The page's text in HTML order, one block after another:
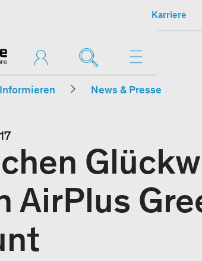
Karriere
Informieren News & Presse
AirPlus